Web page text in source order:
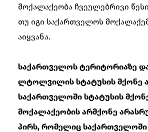
მოქალაქეობა ჩვეულებრივი
თუ იგი საქართველოს
აიყვანა.
საქართველოს ტერიტორიაზე
ლტოლვილის სტატუსის მქონე
საქართველოში სტატუსის
მოქალაქეობის არმქონე
პირს, რომელიც